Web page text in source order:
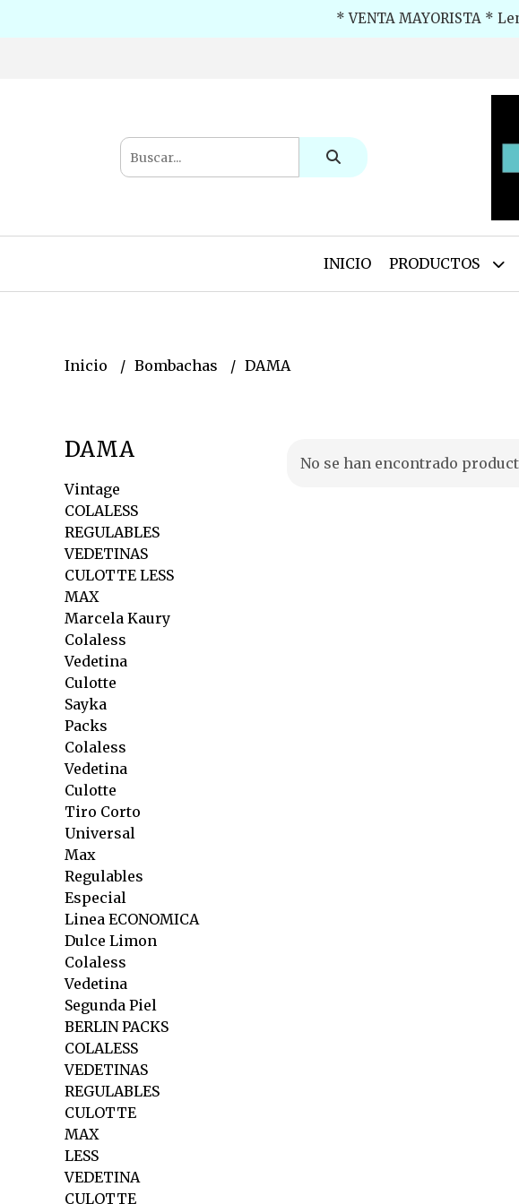
* VENTA MAYORISTA *
INICIO PRODUCTOS
Inicio Bombachas DAMA
DAMA
Vintage
COLALESS
REGULABLES
VEDETINAS
CULOTTE LESS
MAX
Marcela Kaury
Colaless
Vedetina
Culotte
Sayka
Packs
Colaless
Vedetina
Culotte
Tiro Corto
Universal
Max
Regulables
Especial
Linea ECONOMICA
Dulce Limon
Colaless
Vedetina
Segunda Piel
BERLIN PACKS
COLALESS
VEDETINAS
REGULABLES
CULOTTE
MAX
LESS
VEDETINA
CULOTTE
No se han encontrado